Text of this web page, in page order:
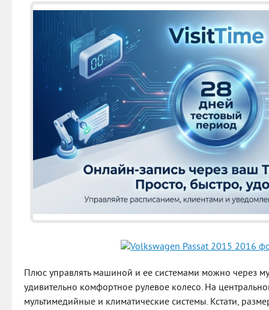
Плюс управлять машиной и ее системами можно через
удивительно комфортное рулевое колесо. На
мультимедийные и климатические системы. Кстати,